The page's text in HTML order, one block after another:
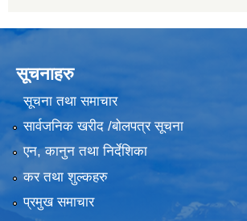
सूचनाहरु
सूचना तथा समाचार
सार्वजनिक खरीद /बोलपत्र सूचना
एन, कानुन तथा निर्देशिका
कर तथा शुल्कहरु
प्रमुख समाचार